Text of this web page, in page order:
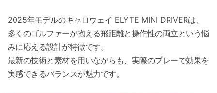
2025年モデルのキャロウェイ ELYTE MINI DRIVERは、
多くのゴルファーが抱える飛距離と操作性の両立という悩
みに応える設計が特徴です。
最新の技術と素材を用いながらも、実際のプレーで効果を
実感できるバランスが魅力です。